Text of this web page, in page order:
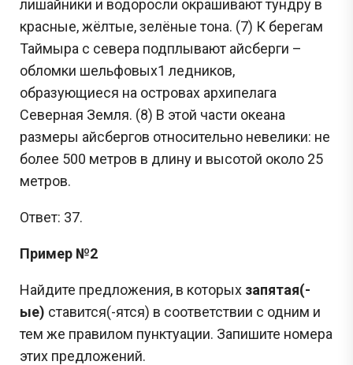
лишайники и водоросли окрашивают тундру в
красные, жёлтые, зелёные тона. (7) К берегам
Таймыра с севера подплывают айсберги –
обломки шельфовых1 ледников,
образующиеся на островах архипелага
Северная Земля. (8) В этой части океана
размеры айсбергов относительно невелики: не
более 500 метров в длину и высотой около 25
метров.
Ответ: 37.
Пример №2
Найдите предложения, в которых запятая(-
ые) ставится(-ятся) в соответствии с одним и
тем же правилом пунктуации. Запишите номера
этих предложений.